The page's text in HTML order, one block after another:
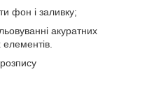
фон і заливку;
акуратних